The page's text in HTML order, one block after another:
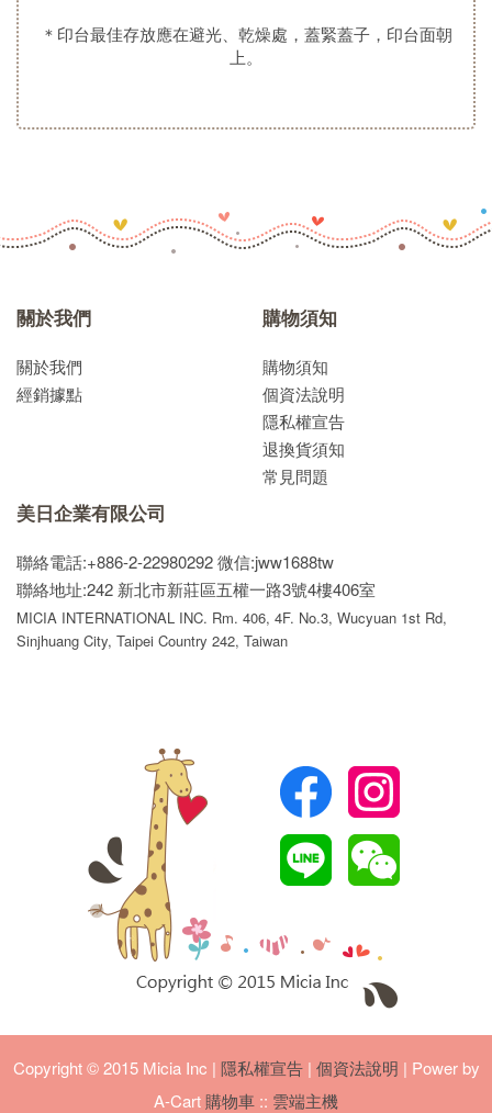
＊印台最佳存放應在避光、乾燥處，蓋緊蓋子，印台面朝
上。
關於我們
關於我們
經銷據點
購物須知
購物須知
個資法說明
隱私權宣告
退換貨須知
常見問題
美日企業有限公司
聯絡電話:+886-2-22980292微信:jww1688tw
聯絡地址:242 新北市新莊區五權一路3號4樓406室
MICIA INTERNATIONAL INC. Rm. 406, 4F. No.3, Wucyuan 1st Rd,
Sinjhuang City, Taipei Country 242, Taiwan
Copyright © 2015 Micia Inc | 隱私權宣告| 個資法說明 | Power by
A-Cart購物車 :: 雲端主機